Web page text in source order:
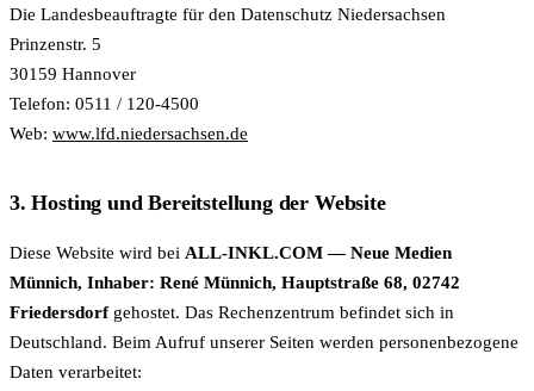
Die Landesbeauftragte für den Datenschutz Niedersachsen
Prinzenstr. 5
30159 Hannover
Telefon: 0511 / 120-4500
Web: www.lfd.niedersachsen.de
3. Hosting und Bereitstellung der Website
Diese Website wird bei ALL-INKL.COM — Neue Medien
Münnich, Inhaber: René Münnich, Hauptstraße 68, 02742
Friedersdorfgehostet. Das Rechenzentrum befindet sich in
Deutschland. Beim Aufruf unserer Seiten werden personenbezogene
Daten verarbeitet: